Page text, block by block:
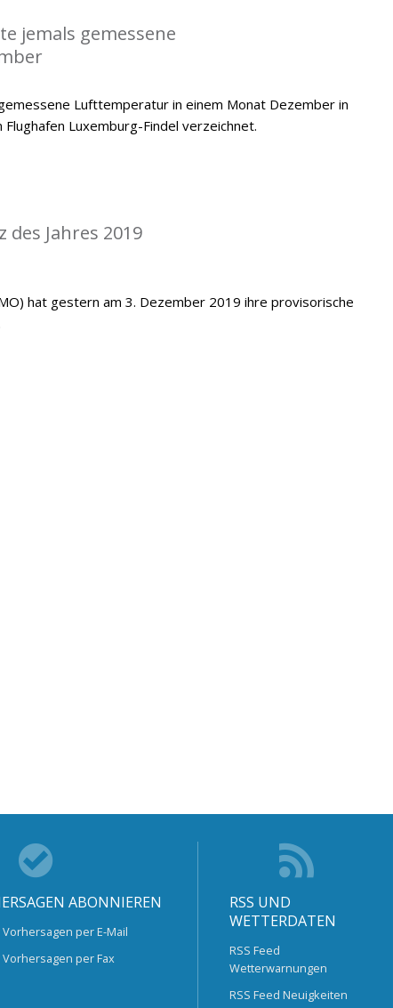
jemals gemessene
Lufttemperatur in einem Monat Dezember in
Luxemburg-Findel verzeichnet.
des Jahres 2019
hat gestern am 3. Dezember 2019 ihre provisorische
ABONNIEREN
per E-Mail
per Fax
RSS UND
WETTERDATEN
RSS Feed
Wetterwarnungen
RSS Feed Neuigkeiten